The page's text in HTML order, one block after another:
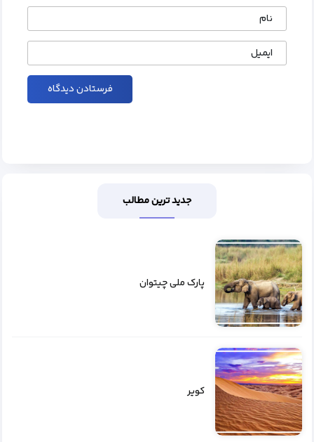
نام
ایمیل
جدید ترین مطالب
پارک ملی چیتوان
کویر